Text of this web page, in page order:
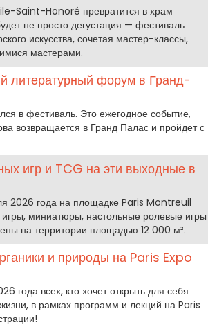
Saint-Honoré превратится в храм
не просто дегустация — фестиваль
искусства, сочетая мастер-классы,
мастерами.
литературный форум в Гранд-
в фестиваль. Это ежегодное событие,
возвращается в Гранд Палас и пройдет с
игр и TCG на эти выходные в
2026 года на площадке Paris Montreuil
миниатюры, настольные ролевые игры
на территории площадью 12 000 м².
и природы на Paris Expo
года всех, кто хочет открыть для себя
в рамках программ и лекций на Paris